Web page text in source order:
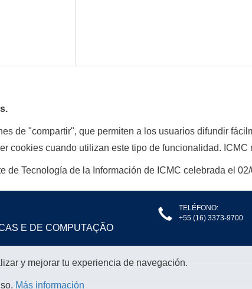
de "compartir", que permiten a los usuarios difundir
cookies cuando utilizan este tipo de funcionalidad.
de Tecnología de la Información de ICMC celebrada el
E DE COMPUTAÇÃO
TELÉFONO:
+55 (16) 3373-9700
y mejorar tu experiencia de navegación.
Más información